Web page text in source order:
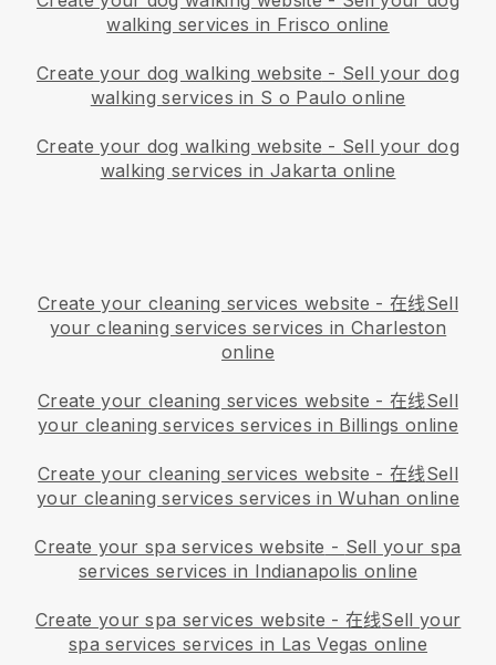
walking services in Frisco online
Create your dog walking website - Sell your dog
walking services in S o Paulo online
Create your dog walking website - Sell your dog
walking services in Jakarta online
Create your cleaning services website - 在线Sell
your cleaning services services in Charleston
online
Create your cleaning services website - 在线Sell
your cleaning services services in Billings online
Create your cleaning services website - 在线Sell
your cleaning services services in Wuhan online
Create your spa services website - Sell your spa
services services in Indianapolis online
Create your spa services website - 在线Sell your
spa services services in Las Vegas online